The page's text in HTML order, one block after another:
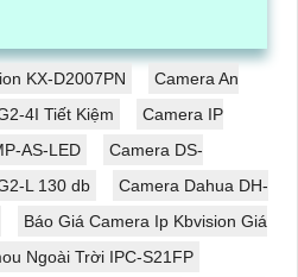
KX-D2007PN
Camera An
4I Tiết Kiệm
Camera IP
AS-LED
Camera DS-
L 130 db
Camera Dahua DH-
Báo Giá Camera Ip Kbvision Giá
Ngoài Trời IPC-S21FP